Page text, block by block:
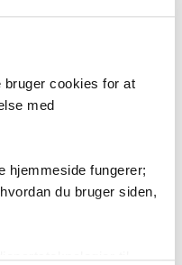
cookies for at
med
hjemmeside fungerer;
du bruger siden,
til
underlag til
se vores
valg til hatha, vinyasa,
stående stillinger,
begrænsede polstring giver
kan gøre det lettere at
Denne type måtte
og tage med til